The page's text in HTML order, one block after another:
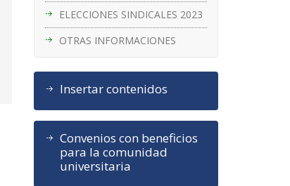
ELECCIONES SINDICALES 2023
OTRAS INFORMACIONES
Insertar contenidos
Convenios con beneficios
para la comunidad
universitaria